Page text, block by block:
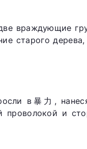
враждующие
старого
в暴力,
проволокой и